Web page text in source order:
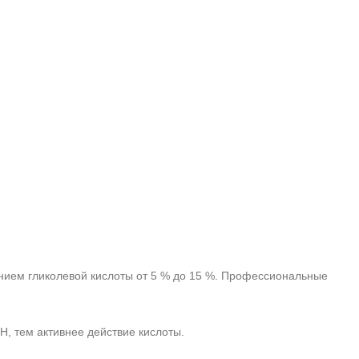
гликолевой кислоты от 5 % до 15 %. Профессиональные
активнее действие кислоты.